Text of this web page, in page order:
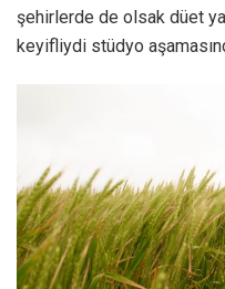
şehirlerde de olsak düet
keyifliydi stüdyo